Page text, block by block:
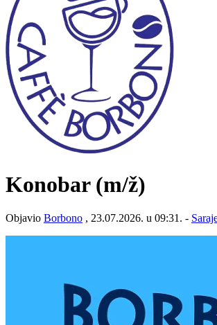
Konobar (m/ž)
Objavio Borbono , 23.07.2026. u 09:31. -